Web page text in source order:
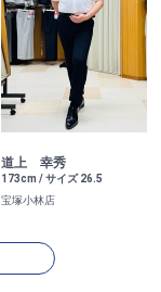
道上 幸秀
173cm / サイズ 26.5
宝塚小林店